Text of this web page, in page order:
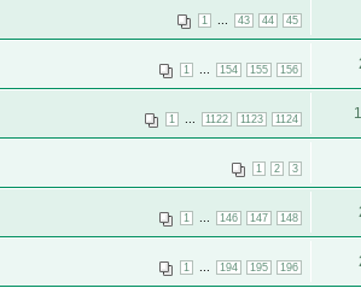
1 43 44 45
1 154 155 156
1 1122 1123 1124
1 2 3
1 146 147 148
1 194 195 196